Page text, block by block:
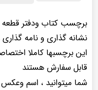
برچسب کتاب ودفتر
نشانه گذاری و نامه گذاری
این برچسبها کاملا
قابل سفارش هستند
شما میتوانید ، اسم وعکس